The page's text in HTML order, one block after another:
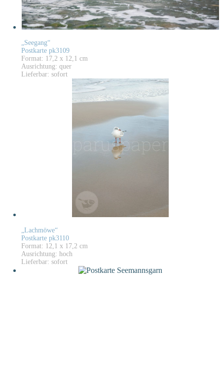
„Seegang“
Postkarte pk3109
Format: 17,2 x 12,1 cm
Ausrichtung: quer
Lieferbar: sofort
„Lachmöwe“
Postkarte pk3110
Format: 12,1 x 17,2 cm
Ausrichtung: hoch
Lieferbar: sofort